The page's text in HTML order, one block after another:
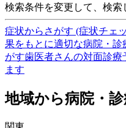
検索条件を変更して、検索
症状からさがす (症状チェ
果をもとに適切な病院・診
がす歯医者さんの対面診療
ます
地域から病院・